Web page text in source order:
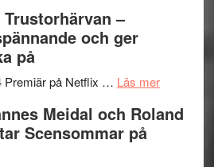
Scully
och
lättsam
2026
I
Delvis
–
och ger
på
Premiär på Netflix … Läs merom
Meidal och Roland
Scensommar på